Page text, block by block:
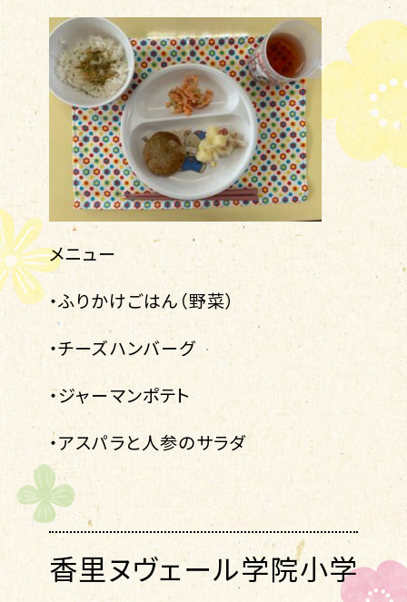
メニュー
・ふりかけごはん（野菜）
・チーズハンバーグ
・ジャーマンポテト
・アスパラと人参のサラダ
香里ヌヴェール学院小学